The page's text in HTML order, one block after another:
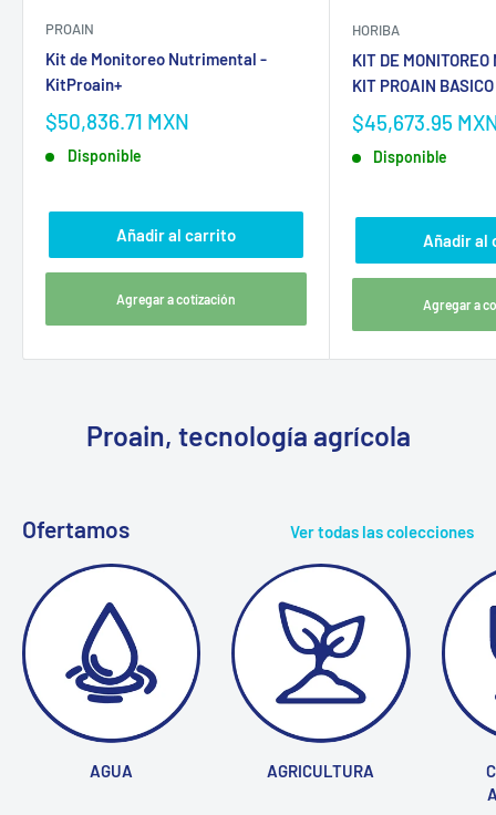
PROAIN
Kit de Monitoreo Nutrimental -
KitProain+
$50,836.71 MXN
Disponible
Añadir al carrito
Agregar a cotización
HORIBA
KIT DE
KIT PROAIN
$45,673.95
Disponible
Añadir al
Agregar a
Proain, tecnología agrícola
Ofertamos Ver todas las colecciones
AGUA AGRICULTURA